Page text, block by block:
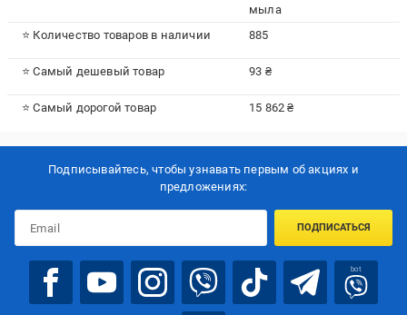
мыла
⭐ Количество товаров в наличии
885
⭐ Самый дешевый товар 93 ₴
⭐ Самый дорогой товар 15 862 ₴
Подписывайтесь, чтобы узнавать первым об акцияx и
предложениях:
ПОДПИСАТЬСЯ
bot